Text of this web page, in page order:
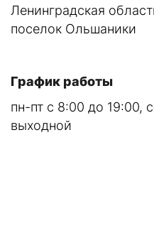
Ленинградская
поселок Ольшаники
График работы
пн-пт с 8:00 до 19:00,
выходной